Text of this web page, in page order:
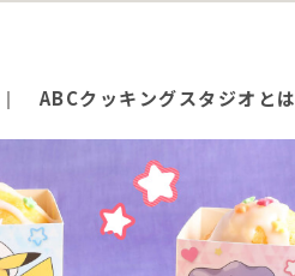
ABCクッキングスタジオとは